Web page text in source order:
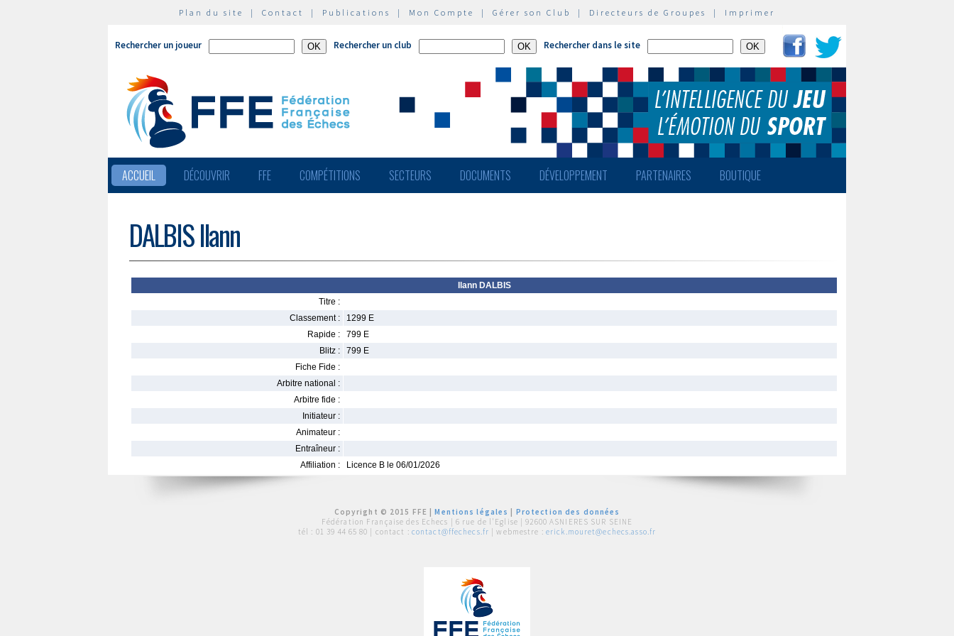
Plan du site | Contact | Publications | Mon Compte | Gérer son Club | Directeurs de Groupes | Imprimer
Rechercher un joueur Rechercher un club Rechercher dans le site
ACCUEIL DÉCOUVRIR FFE COMPÉTITIONS SECTEURS DOCUMENTS DÉVELOPPEMENT PARTENAIRES BOUTIQUE
DALBIS Ilann
Ilann DALBIS
Titre :
Classement :
1299 E
Rapide :
799 E
Blitz :
799 E
Fiche Fide :
Arbitre national :
Arbitre fide :
Initiateur :
Animateur :
Entraîneur :
Affiliation :
Licence B le 06/01/2026
Copyright © 2015 FFE |Mentions légales
Protection des données
Fédération Française des Echecs | 6 rue de l'Eglise | 92600 ASNIERES SUR SEINE
tél : 01 39 44 65 80 | contact : contact@ffechecs.fr | webmestre : erick.mouret@echecs.asso.fr